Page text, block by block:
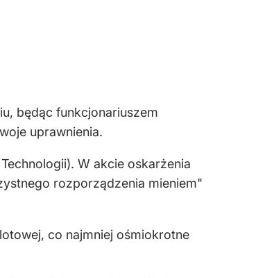
będąc funkcjonariuszem
uprawnienia.
W akcie oskarżenia
rozporządzenia mieniem"
co najmniej ośmiokrotne